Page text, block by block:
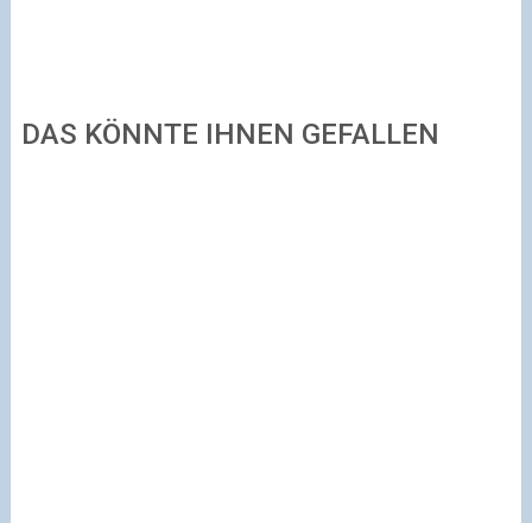
DAS KÖNNTE IHNEN GEFALLEN